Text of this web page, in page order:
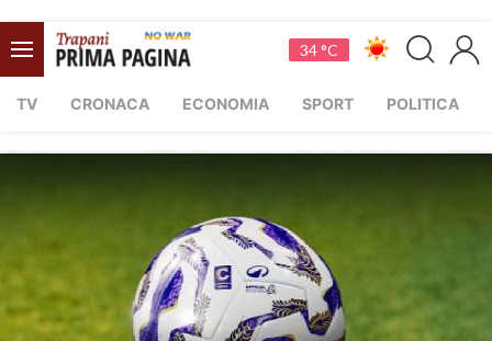
34 °C
TV CRONACA ECONOMIA SPORT POLITICA